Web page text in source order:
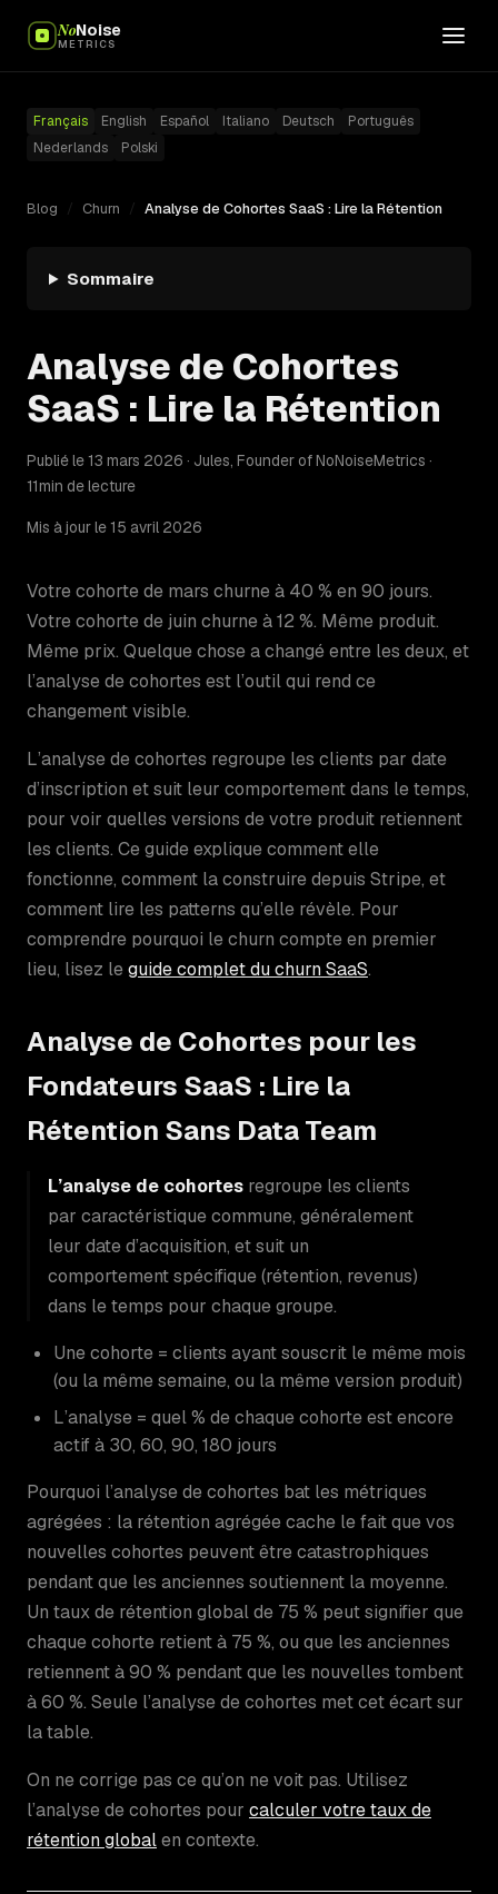
NoNoise
METRICS
Français English Español Italiano Deutsch
Português
Nederlands
Polski
Blog / Churn / Analyse de Cohortes SaaS : Lire la Rétention
Sommaire
Analyse de Cohortes
SaaS : Lire la Rétention
Publié le 13 mars 2026 · Jules, Founder of NoNoiseMetrics ·
11min de lecture
Mis à jour le 15 avril 2026
Votre cohorte de mars churne à 40 % en 90 jours.
Votre cohorte de juin churne à 12 %. Même produit.
Même prix. Quelque chose a changé entre les deux, et
l’analyse de cohortes est l’outil qui rend ce
changement visible.
L’analyse de cohortes regroupe les clients par date
d’inscription et suit leur comportement dans le temps,
pour voir quelles versions de votre produit retiennent
les clients. Ce guide explique comment elle
fonctionne, comment la construire depuis Stripe, et
comment lire les patterns qu’elle révèle. Pour
comprendre pourquoi le churn compte en premier
lieu, lisez le guide complet du churn SaaS.
Analyse de Cohortes pour les
Fondateurs SaaS : Lire la
Rétention Sans Data Team
L’analyse de cohortes regroupe les clients
par caractéristique commune, généralement
leur date d’acquisition, et suit un
comportement spécifique (rétention, revenus)
dans le temps pour chaque groupe.
Une cohorte = clients ayant souscrit le même mois
(ou la même semaine, ou la même version produit)
L’analyse = quel % de chaque cohorte est encore
actif à 30, 60, 90, 180 jours
Pourquoi l’analyse de cohortes bat les métriques
agrégées : la rétention agrégée cache le fait que vos
nouvelles cohortes peuvent être catastrophiques
pendant que les anciennes soutiennent la moyenne.
Un taux de rétention global de 75 % peut signifier que
chaque cohorte retient à 75 %, ou que les anciennes
retiennent à 90 % pendant que les nouvelles tombent
à 60 %. Seule l’analyse de cohortes met cet écart sur
la table.
On ne corrige pas ce qu’on ne voit pas. Utilisez
l’analyse de cohortes pour calculer votre taux de
rétention globalen contexte.